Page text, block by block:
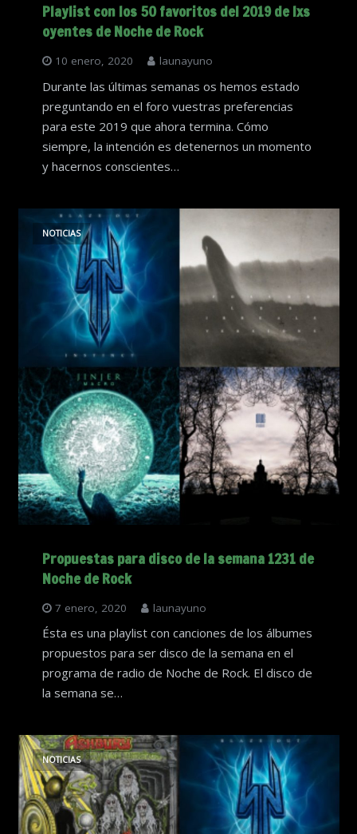
Playlist con los 50 favoritos del 2019 de lxs
oyentes de Noche de Rock
10 enero, 2020 launayuno
Durante las últimas semanas os hemos estado
preguntando en el foro vuestras preferencias
para este 2019 que ahora termina. Cómo
siempre, la intención es detenernos un momento
y hacernos conscientes…
Propuestas para disco de la semana 1231 de
Noche de Rock
7 enero, 2020 launayuno
NOTICIAS
Ésta es una playlist con canciones de los álbumes
propuestos para ser disco de la semana en el
programa de radio de Noche de Rock. El disco de
la semana se…
NOTICIAS